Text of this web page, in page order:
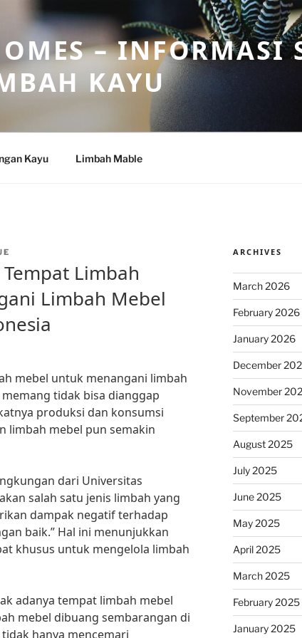
– INFORMASI
KAYU
Kayu Limbah Mable
Limbah
Limbah Mebel
mebel untuk menangani limbah
tidak bisa dianggap
produksi dan konsumsi
limbah mebel pun semakin
dari Universitas
salah satu jenis limbah yang
dampak negatif terhadap
baik.” Hal ini menunjukkan
khusus untuk mengelola limbah
adanya tempat limbah mebel
mebel dibuang sembarangan di
hanya mencemari
ARCHIVES
March 2026
February 2026
January 2026
December
November
September
August 2025
July 2025
June 2025
May 2025
April 2025
March 2025
February 2025
January 2025